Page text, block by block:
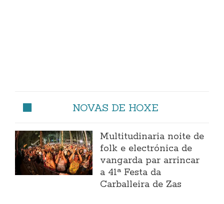
NOVAS DE HOXE
Multitudinaria noite de
folk e electrónica de
vangarda par arrincar
a 41ª Festa da
Carballeira de Zas